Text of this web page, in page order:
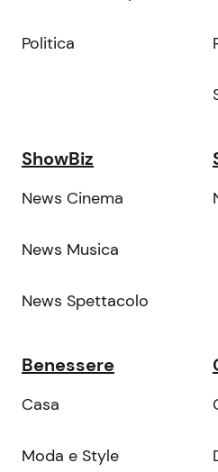
Politica
ShowBiz
News Cinema
News Musica
News Spettacolo
Benessere
Casa
Moda e Style